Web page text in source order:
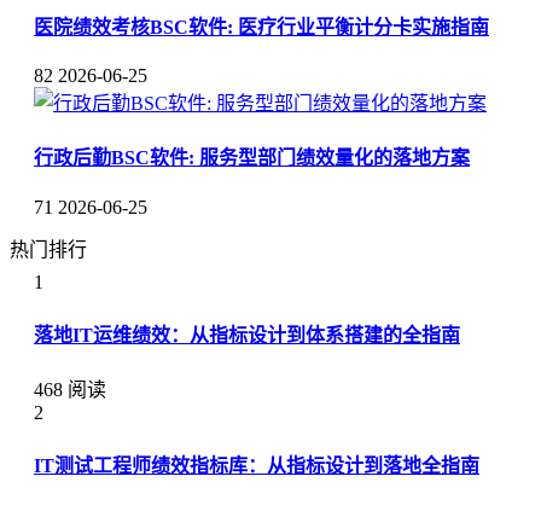
医院绩效考核BSC软件: 医疗行业平衡计分卡实施指南
82 2026-06-25
行政后勤BSC软件: 服务型部门绩效量化的落地方案
71 2026-06-25
热门排行
1
落地IT运维绩效：从指标设计到体系搭建的全指南
468 阅读
2
IT测试工程师绩效指标库：从指标设计到落地全指南